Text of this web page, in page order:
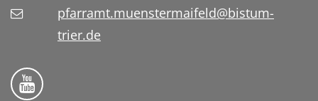
pfarramt.muenstermaifeld@bistum-
trier.de
Folge uns auf YouTube